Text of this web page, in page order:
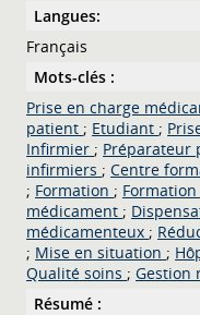
Langues:
Français
Mots-clés :
Prise en charge
patient ; Etudiant ;
Infirmier ; Préparateur
infirmiers ; Centre
; Formation ;
médicament ;
médicamenteux ;
; Mise en situation ;
Qualité soins ; Gestion
Résumé :